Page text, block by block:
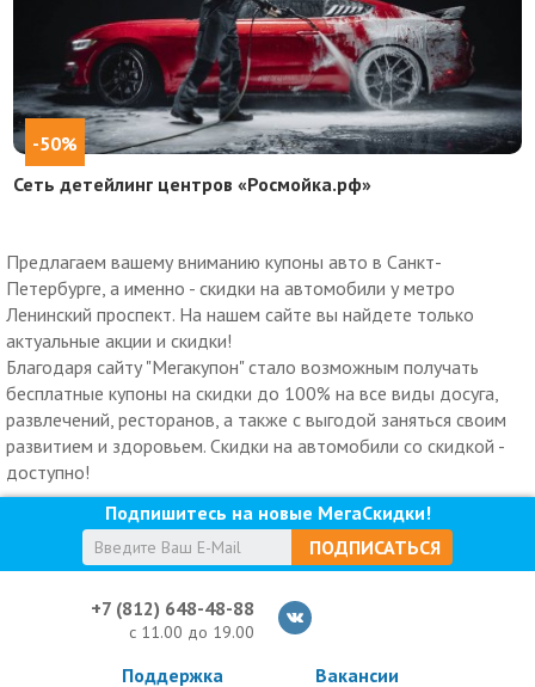
-50%
Сеть детейлинг центров «Росмойка.рф»
Предлагаем вашему вниманию купоны авто в Санкт-
Петербурге, а именно - скидки на автомобили у метро
Ленинский проспект. На нашем сайте вы найдете только
актуальные акции и скидки!
Благодаря сайту "Мегакупон" стало возможным получать
бесплатные купоны на скидки до 100% на все виды досуга,
развлечений, ресторанов, а также с выгодой заняться своим
развитием и здоровьем. Скидки на автомобили со скидкой -
доступно!
Подпишитесь на новые МегаСкидки!
ПОДПИСАТЬСЯ
+7 (812) 648-48-88
с 11.00 до 19.00
Поддержка Вакансии